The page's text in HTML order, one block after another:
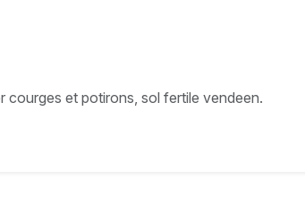
courges et potirons, sol fertile vendeen.